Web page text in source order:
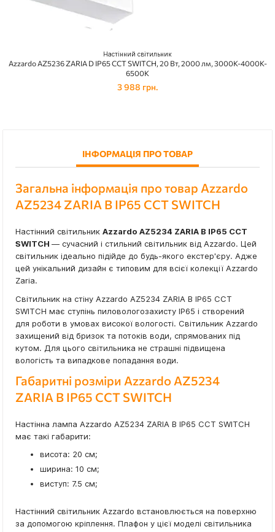
Настінний світильник
Azzardo AZ5236 ZARIA D IP65 CCT SWITCH, 20 Вт, 2000 лм, 3000K-4000K-
6500K
3 988 грн.
ІНФОРМАЦІЯ ПРО ТОВАР
Загальна інформація про товар Azzardo
AZ5234 ZARIA B IP65 CCT SWITCH
Настінний світильник Azzardo AZ5234 ZARIA B IP65 CCT
SWITCH — сучасний і стильний світильник від Azzardo. Цей
світильник ідеально підійде до будь-якого екстер'єру. Адже
цей унікальний дизайн є типовим для всієї колекції Azzardo
Zaria.
Світильник на стіну Azzardo AZ5234 ZARIA B IP65 CCT
SWITCH має ступінь пиловологозахисту IP65 і створений
для роботи в умовах високої вологості. Світильник Azzardo
захищений від бризок та потоків води, спрямованих під
кутом. Для цього світильника не страшні підвищена
вологість та випадкове попадання води.
Габаритні розміри Azzardo AZ5234
ZARIA B IP65 CCT SWITCH
Настінна лампа Azzardo AZ5234 ZARIA B IP65 CCT SWITCH
має такі габарити:
висота: 20 см;
ширина: 10 см;
виступ: 7.5 см;
Настінний світильник Azzardo встановлюється на поверхню
за допомогою кріплення. Плафон у цієї моделі світильника